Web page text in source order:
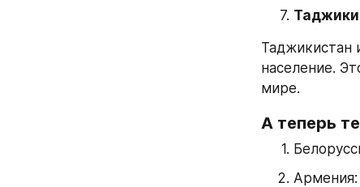
Таджикистан
население.
мире.
А теперь